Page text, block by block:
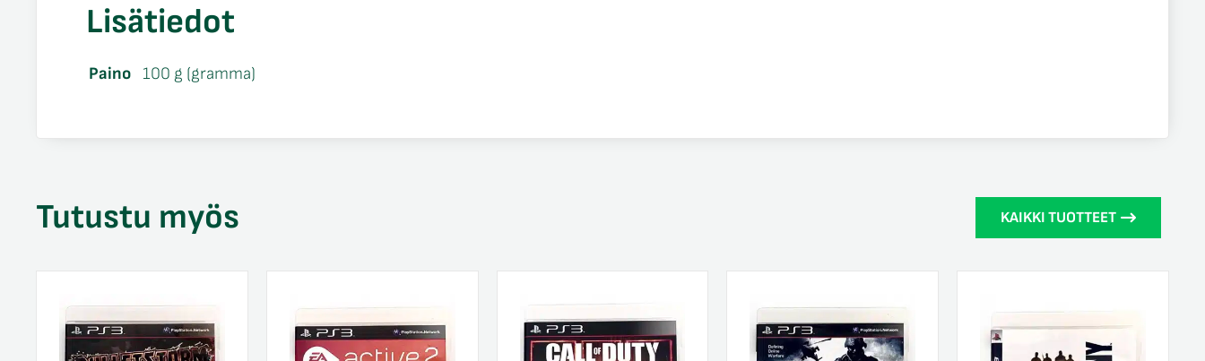
Lisätiedot
Paino 100 g (gramma)
Tutustu myös KAIKKI TUOTTEET